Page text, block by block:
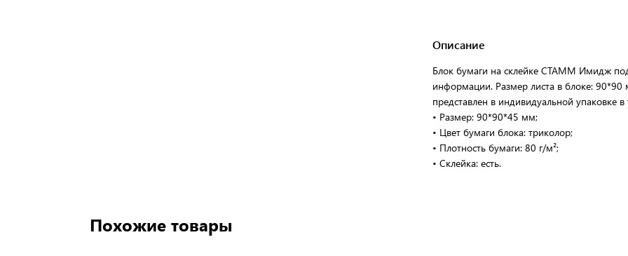
Описание
Блок бумаги на склейке СТАММ Имидж
информации. Размер листа в блоке:
представлен в индивидуальной упаковке
• Размер: 90*90*45 мм;
• Цвет бумаги блока: триколор;
• Плотность бумаги: 80 г/м²;
• Склейка: есть.
Похожие товары